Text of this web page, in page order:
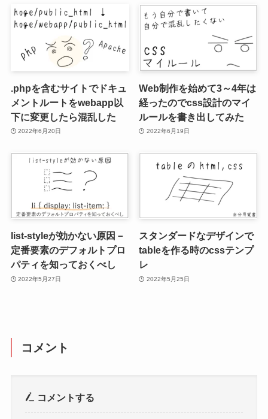
.phpを含むサイトでドキュ
メントルートをwebapp以
下に変更したら混乱した
2022年6月20日
Web制作を始めて3～4年は
経ったのでcss設計のマイ
ルールを書き出してみた
2022年6月19日
list-styleが効かない原因－
定番要素のデフォルトプロ
パティを知っておくべし
2022年5月27日
スタンダードなデザインで
tableを作る時のcssテンプ
レ
2022年5月25日
コメント
コメントする